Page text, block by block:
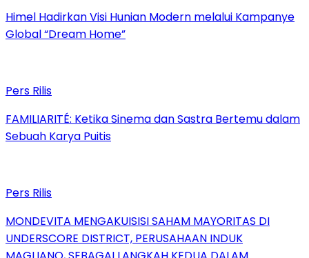
Himel Hadirkan Visi Hunian Modern melalui Kampanye
Global “Dream Home”
Pers Rilis
FAMILIARITÉ: Ketika Sinema dan Sastra Bertemu dalam
Sebuah Karya Puitis
Pers Rilis
MONDEVITA MENGAKUISISI SAHAM MAYORITAS DI
UNDERSCORE DISTRICT, PERUSAHAAN INDUK